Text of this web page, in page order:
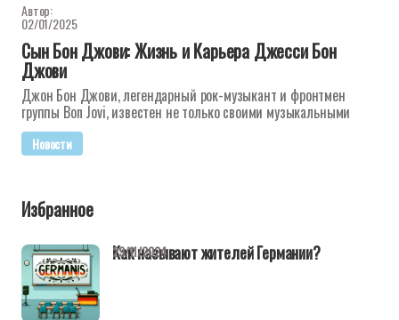
Автор:
02/01/2025
Сын Бон Джови: Жизнь и Карьера Джесси Бон
Джови
Джон Бон Джови, легендарный рок-музыкант и фронтмен
группы Bon Jovi, известен не только своими музыкальными
Новости
Избранное
Как называют жителей Германии?
29/11/2024